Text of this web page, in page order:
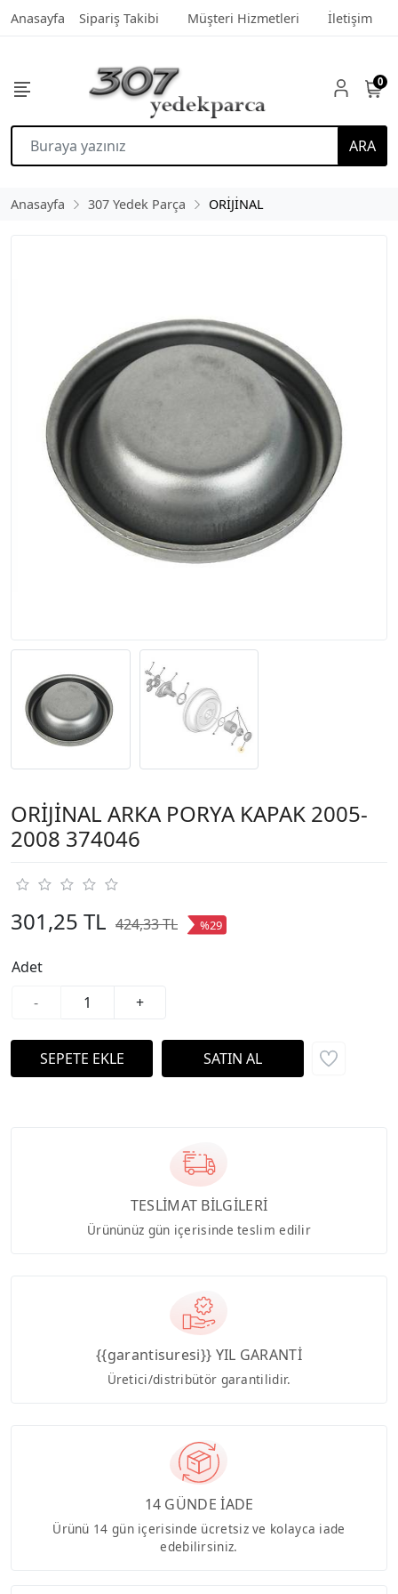
Anasayfa Sipariş Takibi Müşteri Hizmetleri İletişim
ARA
0
Anasayfa 307 Yedek Parça ORİJİNAL
ORİJİNAL ARKA PORYA KAPAK 2005-
2008 374046
301,25 TL 424,33 TL %29
Adet
-
+
TESLİMAT BİLGİLERİ
Ürününüz gün içerisinde teslim edilir
{{garantisuresi}} YIL GARANTİ
Üretici/distribütör garantilidir.
14 GÜNDE İADE
Ürünü 14 gün içerisinde ücretsiz ve kolayca iade
edebilirsiniz.